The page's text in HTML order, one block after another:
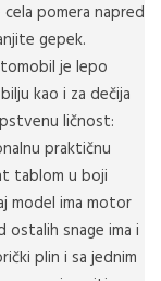
pomera napred
gepek.
je lepo
kao i za dečija
ličnost:
praktičnu
tablom u boji
model ima motor
ostalih snage ima i
plin i sa jednim